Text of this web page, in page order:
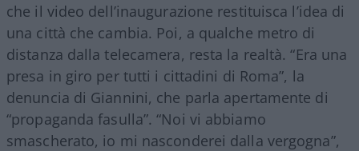
che il video dell’inaugurazione restituisca l’idea di
una città che cambia. Poi, a qualche metro di
distanza dalla telecamera, resta la realtà. “Era una
presa in giro per tutti i cittadini di Roma”, la
denuncia di Giannini, che parla apertamente di
“propaganda fasulla”. “Noi vi abbiamo
smascherato, io mi nasconderei dalla vergogna”,